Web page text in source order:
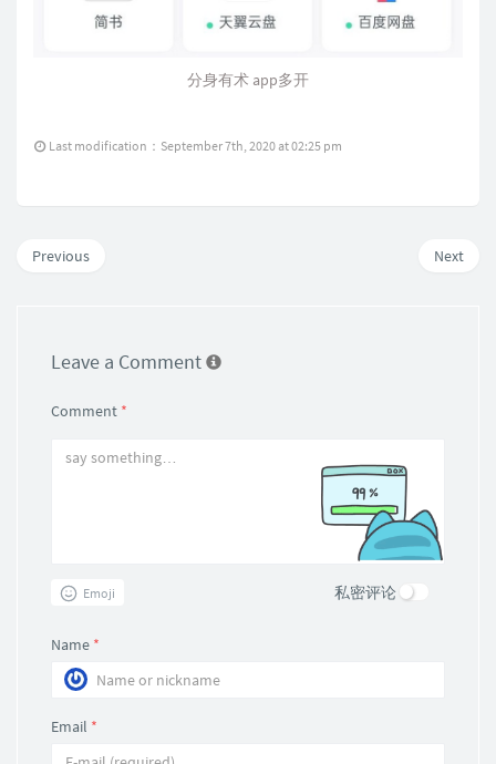
分身有术 app多开
Last modification：September 7th, 2020 at 02:25 pm
Next
Previous
Leave a Comment
Comment *
Emoji 私密评论
Name *
Email *